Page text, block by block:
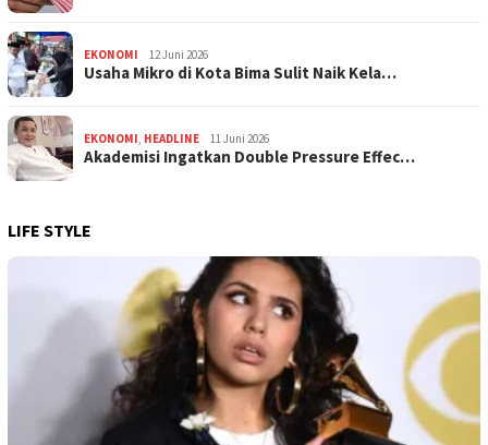
EKONOMI 12 Juni 2026
Usaha Mikro di Kota Bima Sulit Naik Kela…
EKONOMI HEADLINE 11 Juni 2026
Akademisi Ingatkan Double Pressure Effec…
LIFE STYLE